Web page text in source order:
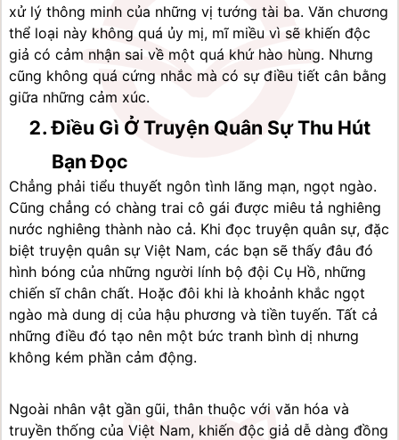
xử lý thông minh của những vị tướng tài ba. Văn chương
thể loại này không quá ủy mị, mĩ miều vì sẽ khiến độc
giả có cảm nhận sai về một quá khứ hào hùng. Nhưng
cũng không quá cứng nhắc mà có sự điều tiết cân bằng
giữa những cảm xúc.
Điều Gì Ở Truyện Quân Sự Thu Hút
Bạn Đọc
Chẳng phải tiểu thuyết ngôn tình lãng mạn, ngọt ngào.
Cũng chẳng có chàng trai cô gái được miêu tả nghiêng
nước nghiêng thành nào cả. Khi đọc truyện quân sự, đặc
biệt truyện quân sự Việt Nam, các bạn sẽ thấy đâu đó
hình bóng của những người lính bộ đội Cụ Hồ, những
chiến sĩ chân chất. Hoặc đôi khi là khoảnh khắc ngọt
ngào mà dung dị của hậu phương và tiền tuyến. Tất cả
những điều đó tạo nên một bức tranh bình dị nhưng
không kém phần cảm động.
Ngoài nhân vật gần gũi, thân thuộc với văn hóa và
truyền thống của Việt Nam, khiến độc giả dễ dàng đồng